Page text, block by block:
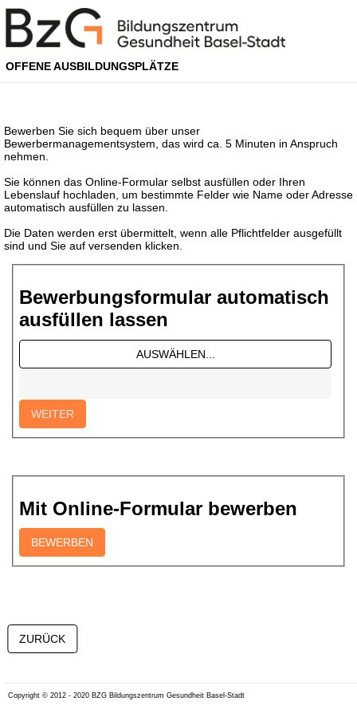
OFFENE AUSBILDUNGSPLÄTZE
Bewerben Sie sich bequem über unser
Bewerbermanagementsystem, das wird ca. 5 Minuten in Anspruch
nehmen.
Sie können das Online-Formular selbst ausfüllen oder Ihren
Lebenslauf hochladen, um bestimmte Felder wie Name oder Adresse
automatisch ausfüllen zu lassen.
Die Daten werden erst übermittelt, wenn alle Pflichtfelder ausgefüllt
sind und Sie auf versenden klicken.
Bewerbungsformular automatisch
ausfüllen lassen
Mit Online-Formular bewerben
Copyright © 2012 - 2020 BZG Bildungszentrum Gesundheit Basel-Stadt